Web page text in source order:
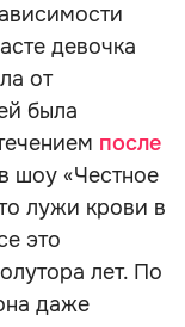
девочка
от
была
после
шоу «Честное
лужи крови в
это
лет. По
даже